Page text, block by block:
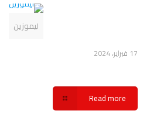
ليموزين
17 فبراير، 2024
Read more